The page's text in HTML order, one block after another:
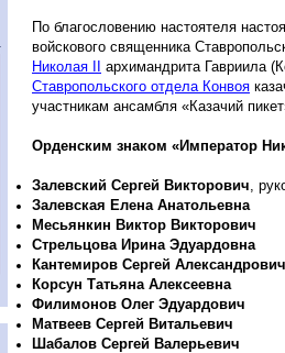
По благословению настоятеля
войскового священника
Николая
архимандрита Гавриила
Ставропольского отдела Конвоя
участникам ансамбля «Казачий
Орденским знаком «Император
Залевский Сергей Викторович,
Залевская Елена Анатольевна
Месьянкин Виктор Викторович
Стрельцова Ирина Эдуардовна
Кантемиров Сергей Александрович
Корсун Татьяна Алексеевна
Филимонов Олег Эдуардович
Матвеев Сергей Витальевич
Шабалов Сергей Валерьевич